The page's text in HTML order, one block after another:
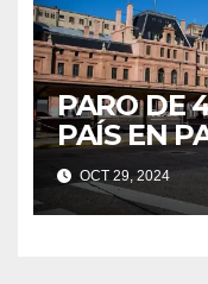
PARO DE
PAÍS EN
OCT 29, 2024